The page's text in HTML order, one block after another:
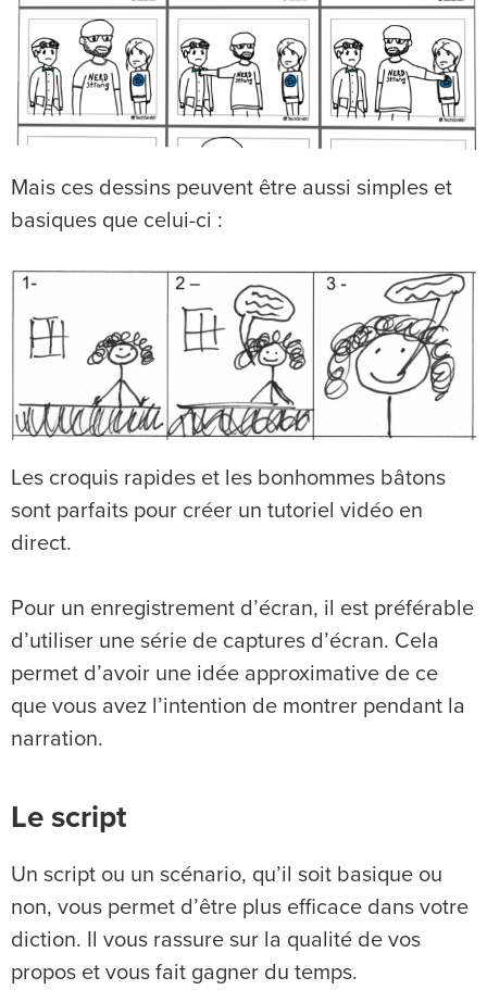
Mais ces dessins peuvent être aussi simples et
basiques que celui-ci :
Les croquis rapides et les bonhommes bâtons
sont parfaits pour créer un tutoriel vidéo en
direct.
Pour un enregistrement d’écran, il est préférable
d’utiliser une série de captures d’écran. Cela
permet d’avoir une idée approximative de ce
que vous avez l’intention de montrer pendant la
narration.
Le script
Un script ou un scénario, qu’il soit basique ou
non, vous permet d’être plus efficace dans votre
diction. Il vous rassure sur la qualité de vos
propos et vous fait gagner du temps.